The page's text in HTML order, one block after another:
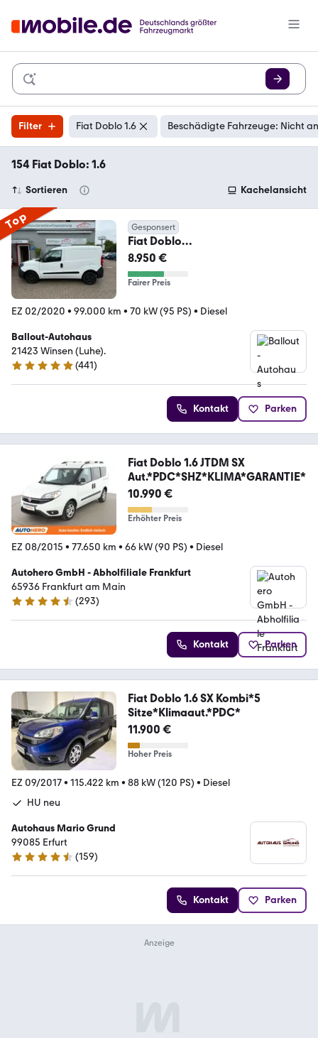
Filter Fiat Doblo 1.6 Beschädigte Fahrzeuge: Nicht
154 Fiat Doblo: 1.6
Sortieren Kachelansicht
Top Gesponsert
Fiat Doblo
Kasten*1.HAND*BLUETOOTH*HU
NEU*EURO6
8.950 €
Fairer Preis
EZ 02/2020 • 99.000 km • 70 kW (95 PS) • Diesel
Ballout-Autohaus
21423 Winsen (Luhe).
4.9 Sterne
(441)
Kontakt Parken
Fiat Doblo 1.6 JTDM SX
Aut.*PDC*SHZ*KLIMA*GARANTIE*
10.990 €
Erhöhter Preis
EZ 08/2015 • 77.650 km • 66 kW (90 PS) • Diesel
Autohero GmbH - Abholfiliale Frankfurt
65936 Frankfurt am Main
4.6 Sterne
(293)
Kontakt Parken
Fiat Doblo 1.6 SX Kombi*5
Sitze*Klimaaut.*PDC*
11.900 €
Hoher Preis
EZ 09/2017• 115.422 km • 88 kW (120 PS) • Diesel
HU neu
Autohaus Mario Grund
99085 Erfurt
4.6 Sterne
(159)
Kontakt Parken